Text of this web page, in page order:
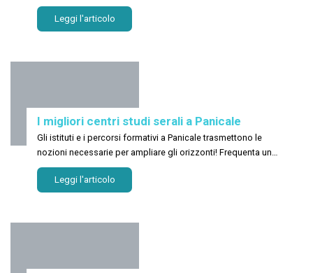
Casteggio
Leggi l'articolo
I migliori centri studi serali a Panicale
Gli istituti e i percorsi formativi a Panicale trasmettono le
nozioni necessarie per ampliare gli orizzonti! Frequenta un
nuovo corso!
Leggi l'articolo